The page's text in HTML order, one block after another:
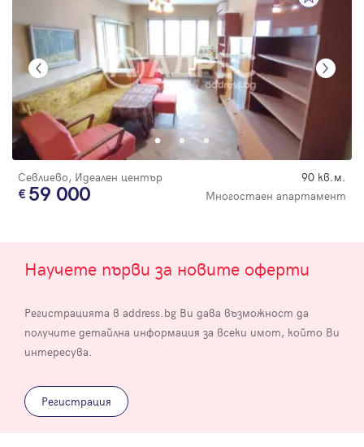
Севлиево, Идеален център 90 кв.м.
59 000 Многостаен апартамент
Научете първи за новите оферти
Регистрацията в address.bg Ви дава възможност да
получите детайлна информация за всеки имот, който Ви
интересува.
Регистрация